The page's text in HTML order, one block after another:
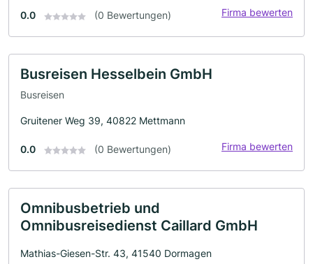
0.0 (0 Bewertungen) Firma bewerten
Busreisen Hesselbein GmbH
Busreisen
Gruitener Weg 39, 40822 Mettmann
0.0 (0 Bewertungen) Firma bewerten
Omnibusbetrieb und
Omnibusreisedienst Caillard GmbH
Mathias-Giesen-Str. 43, 41540 Dormagen